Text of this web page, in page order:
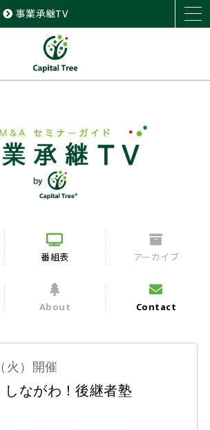
事業承継TV
番組表 アーカイブ
About Contact
（火） 開催
しながわ！後継者塾